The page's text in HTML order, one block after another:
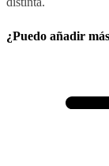
¿Puedo añadir